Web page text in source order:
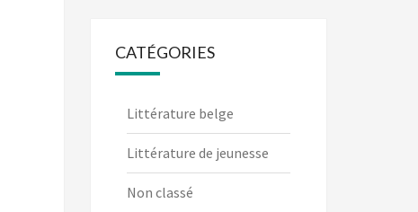
CATÉGORIES
Littérature belge
Littérature de jeunesse
Non classé